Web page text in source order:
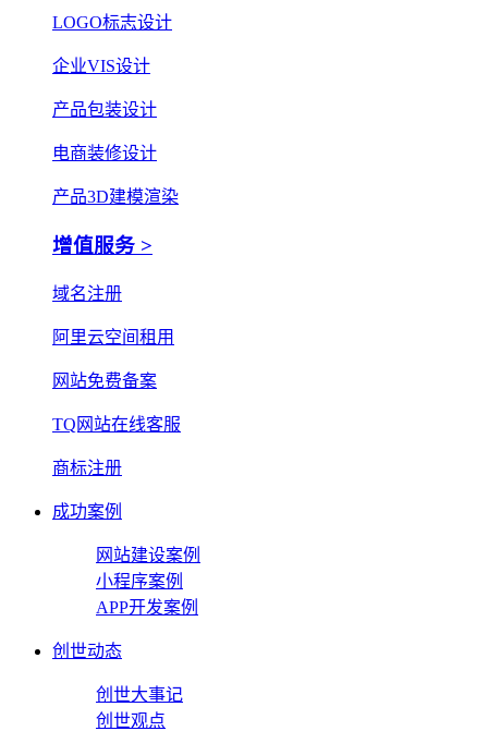
LOGO标志设计
企业VIS设计
产品包装设计
电商装修设计
产品3D建模渲染
增值服务 >
域名注册
阿里云空间租用
网站免费备案
TQ网站在线客服
商标注册
成功案例
网站建设案例
小程序案例
APP开发案例
创世动态
创世大事记
创世观点